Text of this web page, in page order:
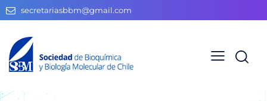
secretariasbbm@gmail.com